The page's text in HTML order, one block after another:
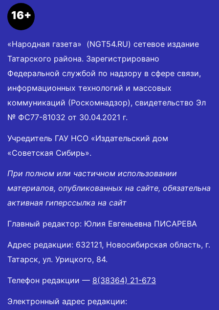
16+
«Народная газета» (NGT54.RU) сетевое издание
Татарского района. Зарегистрировано
Федеральной службой по надзору в сфере связи,
информационных технологий и массовых
коммуникаций (Роскомнадзор), свидетельство Эл
№ ФС77-81032 от 30.04.2021 г.
Учредитель ГАУ НСО «Издательский дом
«Советская Сибирь».
При полном или частичном использовании
материалов, опубликованных на сайте, обязательна
активная гиперссылка на сайт
Главный редактор: Юлия Евгеньевна ПИСАРЕВА
Адрес редакции: 632121, Новосибирская область, г.
Татарск, ул. Урицкого, 84.
Телефон редакции — 8(38364) 21-673
Электронный адрес редакции: